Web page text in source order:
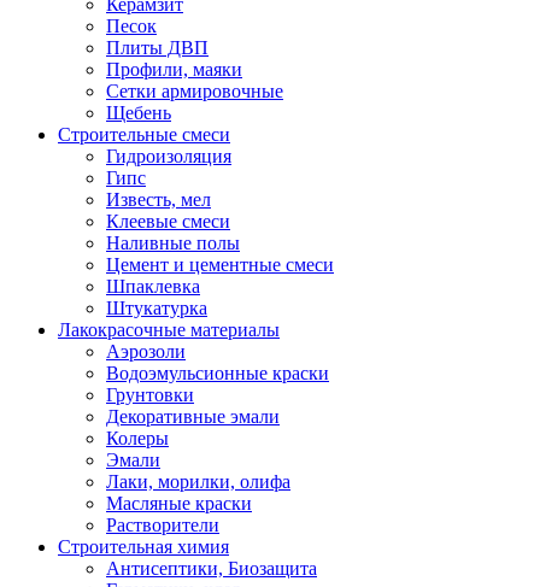
Керамзит
Песок
Плиты ДВП
Профили, маяки
Сетки армировочные
Щебень
Строительные смеси
Гидроизоляция
Гипс
Известь, мел
Клеевые смеси
Наливные полы
Цемент и цементные смеси
Шпаклевка
Штукатурка
Лакокрасочные материалы
Аэрозоли
Водоэмульсионные краски
Грунтовки
Декоративные эмали
Колеры
Эмали
Лаки, морилки, олифа
Масляные краски
Растворители
Строительная химия
Антисептики, Биозащита